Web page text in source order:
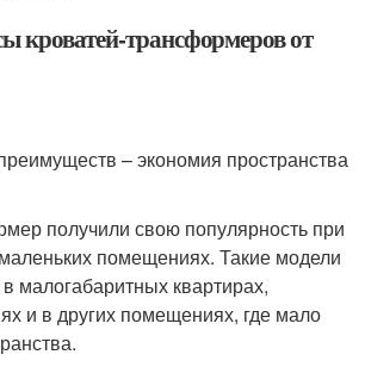
кроватей-трансформеров от
– экономия пространства
получили свою популярность при
помещениях. Такие модели
малогабаритных квартирах,
и в других помещениях, где мало